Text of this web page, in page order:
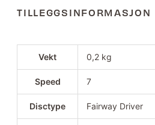
TILLEGGSINFORMASJON
Vekt 0,2 kg
Speed 7
Disctype Fairway Driver